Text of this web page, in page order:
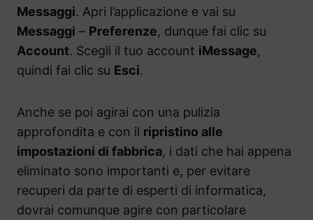
Messaggi. Apri l’applicazione e vai su
Messaggi – Preferenze, dunque fai clic su
Account. Scegli il tuo account iMessage,
quindi fai clic su Esci.
Anche se poi agirai con una pulizia
approfondita e con il ripristino alle
impostazioni di fabbrica, i dati che hai appena
eliminato sono importanti e, per evitare
recuperi da parte di esperti di informatica,
dovrai comunque agire con particolare